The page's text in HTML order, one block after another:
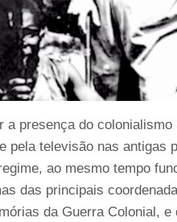
a presença do
pela televisão nas antigas
ao mesmo tempo
das principais
da Guerra Colonial,